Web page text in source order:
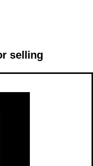
selling